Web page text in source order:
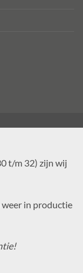
t/m 32) zijn wij
in productie